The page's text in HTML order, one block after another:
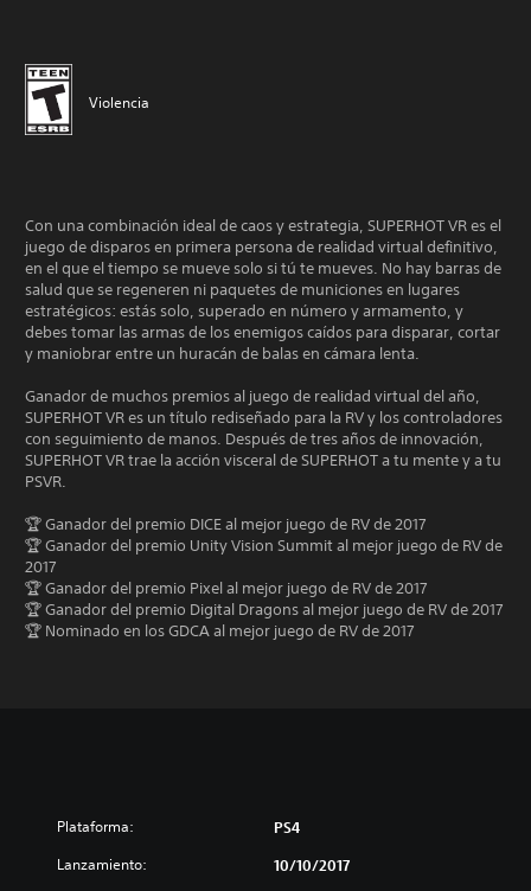
Violencia
Con una combinación ideal de caos y estrategia, SUPERHOT VR es el
juego de disparos en primera persona de realidad virtual definitivo,
en el que el tiempo se mueve solo si tú te mueves. No hay barras de
salud que se regeneren ni paquetes de municiones en lugares
estratégicos: estás solo, superado en número y armamento, y
debes tomar las armas de los enemigos caídos para disparar, cortar
y maniobrar entre un huracán de balas en cámara lenta.
Ganador de muchos premios al juego de realidad virtual del año,
SUPERHOT VR es un título rediseñado para la RV y los controladores
con seguimiento de manos. Después de tres años de innovación,
SUPERHOT VR trae la acción visceral de SUPERHOT a tu mente y a tu
PSVR.
🏆 Ganador del premio DICE al mejor juego de RV de 2017
🏆 Ganador del premio Unity Vision Summit al mejor juego de RV de
2017
🏆 Ganador del premio Pixel al mejor juego de RV de 2017
🏆 Ganador del premio Digital Dragons al mejor juego de RV de 2017
🏆 Nominado en los GDCA al mejor juego de RV de 2017
Plataforma: PS4
Lanzamiento: 10/10/2017